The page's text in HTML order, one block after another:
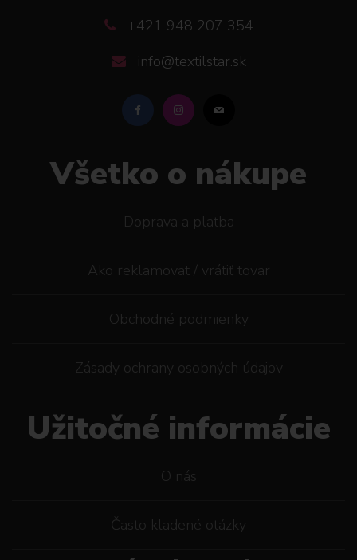
+421 948 207 354
info@textilstar.sk
Všetko o nákupe
Doprava a platba
Ako reklamovat / vrátiť tovar
Obchodné podmienky
Zásady ochrany osobných údajov
Užitočné informácie
O nás
Často kladené otázky